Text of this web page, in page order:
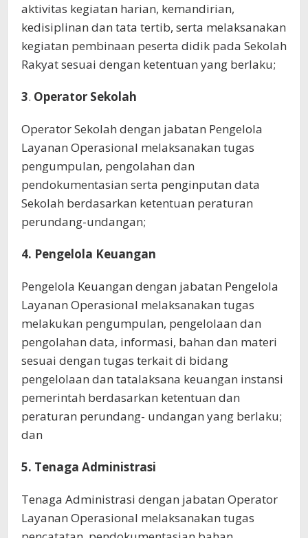
aktivitas kegiatan harian, kemandirian,
kedisiplinan dan tata tertib, serta melaksanakan
kegiatan pembinaan peserta didik pada Sekolah
Rakyat sesuai dengan ketentuan yang berlaku;
3. Operator Sekolah
Operator Sekolah dengan jabatan Pengelola
Layanan Operasional melaksanakan tugas
pengumpulan, pengolahan dan
pendokumentasian serta penginputan data
Sekolah berdasarkan ketentuan peraturan
perundang-undangan;
4. Pengelola Keuangan
Pengelola Keuangan dengan jabatan Pengelola
Layanan Operasional melaksanakan tugas
melakukan pengumpulan, pengelolaan dan
pengolahan data, informasi, bahan dan materi
sesuai dengan tugas terkait di bidang
pengelolaan dan tatalaksana keuangan instansi
pemerintah berdasarkan ketentuan dan
peraturan perundang- undangan yang berlaku;
dan
5. Tenaga Administrasi
Tenaga Administrasi dengan jabatan Operator
Layanan Operasional melaksanakan tugas